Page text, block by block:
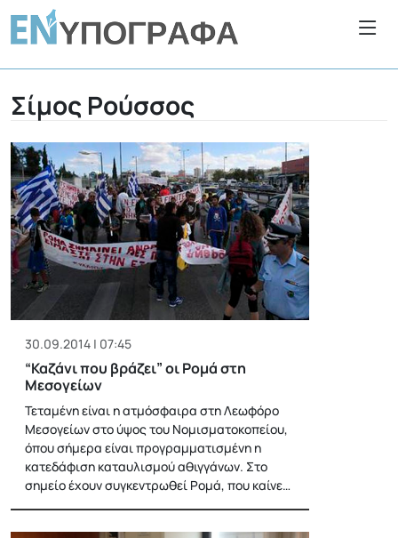
Σίμος Ρούσσος
30.09.2014 | 07:45
“Καζάνι που βράζει” οι Ρομά στη
Μεσογείων
Τεταμένη είναι η ατμόσφαιρα στη Λεωφόρο
Μεσογείων στο ύψος του Νομισματοκοπείου,
όπου σήμερα είναι προγραμματισμένη η
κατεδάφιση καταυλισμού αθιγγάνων. Στο
σημείο έχουν συγκεντρωθεί Ρομά, που καίνε…